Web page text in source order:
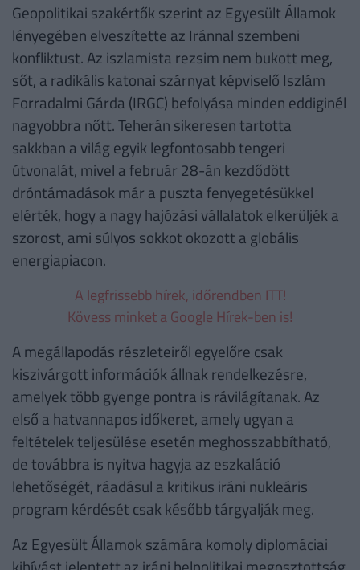
Geopolitikai szakértők szerint az Egyesült Államok
lényegében elveszítette az Iránnal szembeni
konfliktust. Az iszlamista rezsim nem bukott meg,
sőt, a radikális katonai szárnyat képviselő Iszlám
Forradalmi Gárda (IRGC) befolyása minden eddiginél
nagyobbra nőtt. Teherán sikeresen tartotta
sakkban a világ egyik legfontosabb tengeri
útvonalát, mivel a február 28-án kezdődött
dróntámadások már a puszta fenyegetésükkel
elérték, hogy a nagy hajózási vállalatok elkerüljék a
szorost, ami súlyos sokkot okozott a globális
energiapiacon.
A legfrissebb hírek, időrendben ITT!
Kövess minket a Google Hírek-ben is!
A megállapodás részleteiről egyelőre csak
kiszivárgott információk állnak rendelkezésre,
amelyek több gyenge pontra is rávilágítanak. Az
első a hatvannapos időkeret, amely ugyan a
feltételek teljesülése esetén meghosszabbítható,
de továbbra is nyitva hagyja az eszkaláció
lehetőségét, ráadásul a kritikus iráni nukleáris
program kérdését csak később tárgyalják meg.
Az Egyesült Államok számára komoly diplomáciai